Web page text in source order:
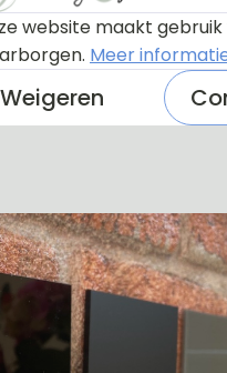
uitstraling met dit
website maakt
Meer
Weigeren